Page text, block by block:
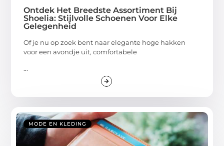
Ontdek Het Breedste Assortiment Bij
Shoelia: Stijlvolle Schoenen Voor Elke
Gelegenheid
Of je nu op zoek bent naar elegante hoge hakken
voor een avondje uit, comfortabele
...
MODE EN KLEDING